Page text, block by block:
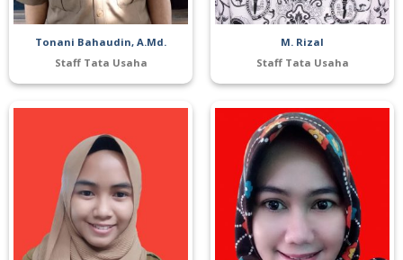
Tonani Bahaudin, A.Md.
Staff Tata Usaha
M. Rizal
Staff Tata Usaha